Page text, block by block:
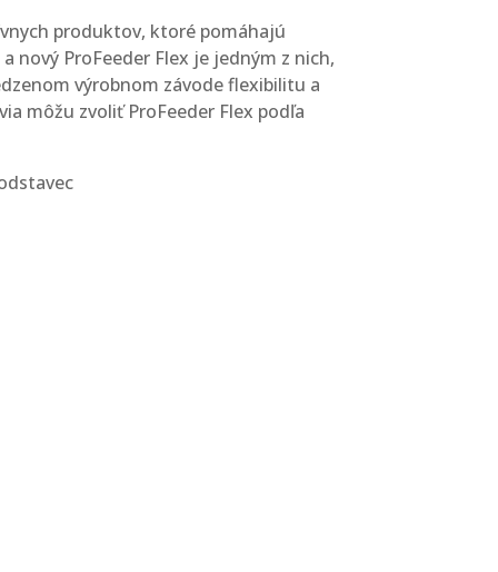
produktov, ktoré pomáhajú
nový ProFeeder Flex je jedným z nich,
výrobnom závode flexibilitu a
môžu zvoliť ProFeeder Flex podľa